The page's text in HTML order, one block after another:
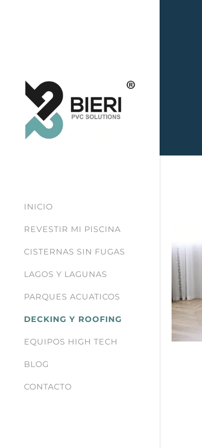
INICIO
REVESTIR MI PISCINA
CISTERNAS SIN FUGAS
LAGOS Y LAGUNAS
PARQUES ACUATICOS
DECKING Y ROOFING
EQUIPOS HIGH TECH
BLOG
CONTACTO